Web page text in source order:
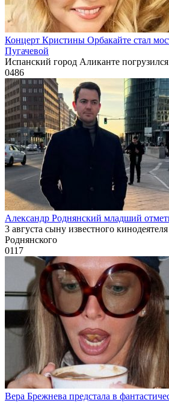
Концерт Кристины Орбакайте стал
Пугачевой
Испанский город Аликанте
0486
Александр Роднянский младший
3 августа сыну известного
Роднянского
0117
Вера Брежнева предстала в